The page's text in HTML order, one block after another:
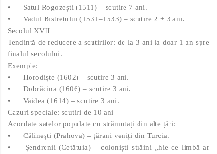
•
Satul Rogozești (1511) – scutire 7 ani.
•
Vadul Bistrețului (1531–1533) – scutire 2 + 3 ani.
Secolul XVII
Tendință de reducere a scutirilor: de la 3 ani la doar 1 an spre
finalul secolului.
Exemple:
•
Horodiște (1602) – scutire 3 ani.
•
Dobrăcina (1606) – scutire 3 ani.
•
Vaidea (1614) – scutire 3 ani.
Cazuri speciale: scutiri de 10 ani
Acordate satelor populate cu strămutați din alte țări:
•
Călinești (Prahova) – țărani veniți din Turcia.
•
Șendrenii (Cetățuia) – coloniști străini „hie ce limbă ar